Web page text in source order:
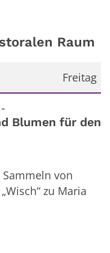
Raum
Freitag
-
Blumen für den
Sammeln von
zu Maria